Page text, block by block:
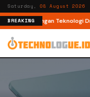
Saturday,08 August 2026
BREAKING
Load dengan Teknologi